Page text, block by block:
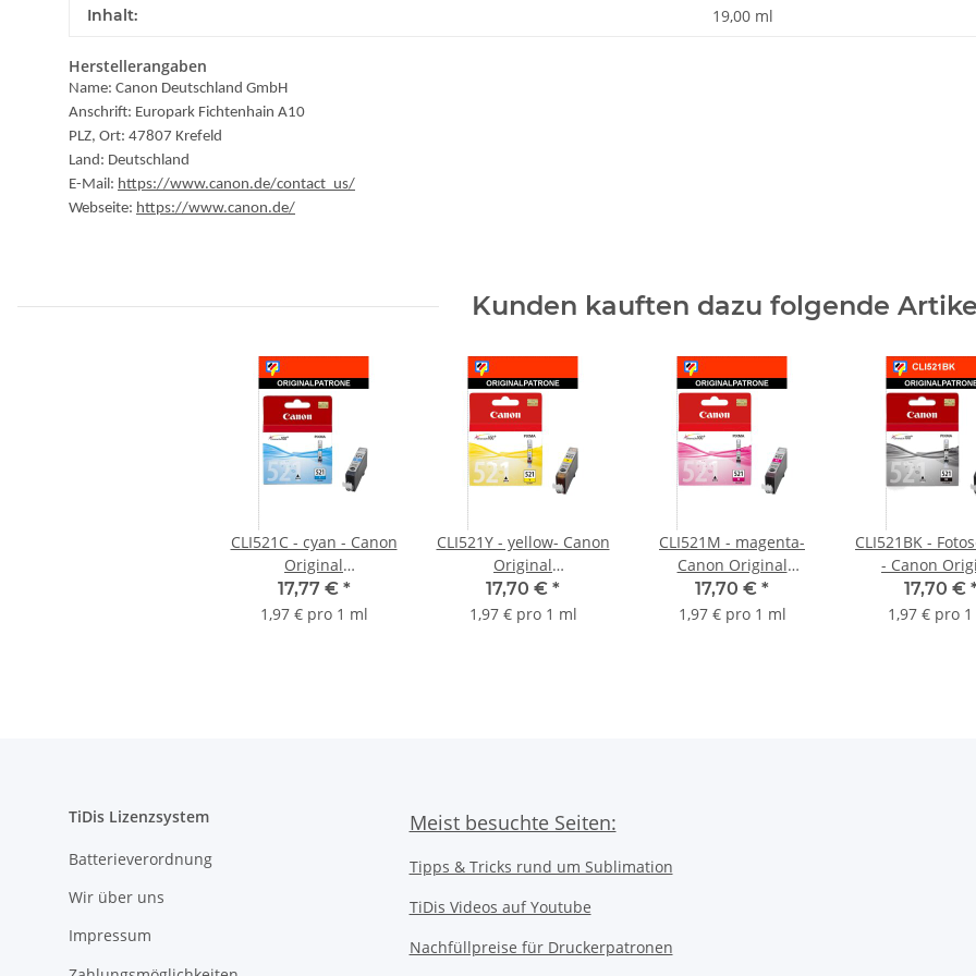
Inhalt: 19,00 ml
Herstellerangaben
Name: Canon Deutschland GmbH
Anschrift: Europark Fichtenhain A10
PLZ, Ort: 47807 Krefeld
Land: Deutschland
E-Mail: https://www.canon.de/contact_us/
Webseite: https://www.canon.de/
Kunden kauften dazu folgende
CLI521C - cyan - Canon
Original
Druckerpatrone mit
9ml Inhalt -2934B001-
17,77 € *
1,97 € pro 1 ml
CLI521Y - yellow- Canon
Original
Druckerpatrone mit
9ml Inhalt -2936B001-
17,70 € *
1,97 € pro 1 ml
CLI521M - magenta-
Canon Original
Druckerpatrone mit
9ml Inhalt -2935B001-
17,70 € *
1,97 € pro 1 ml
CLI521BK -
- Canon
9ml Inhalt -
17,70 €
1,97 € pro
TiDis Lizenzsystem
Batterieverordnung
Wir über uns
Impressum
Meist besuchte Seiten:
Tipps & Tricks rund um Sublimation
TiDis Videos auf Youtube
Nachfüllpreise für Druckerpatronen